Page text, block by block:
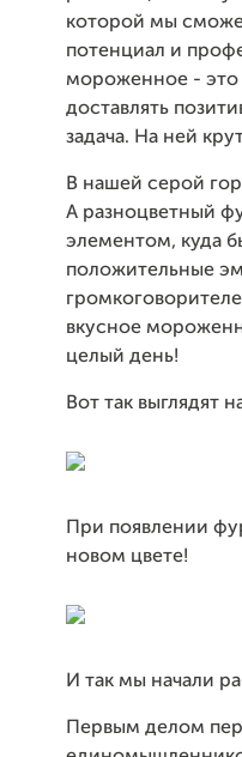
которой мы
потенциал и
мороженное - это
доставлять
задача. На ней
В нашей серой
А разноцветный
элементом, куда
положительные
вкусное
целый день!
Вот так выглядят
При появлении
новом цвете!
И так мы начали
Первым делом